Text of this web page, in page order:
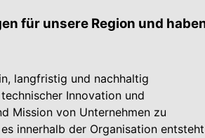
für unsere Region und
langfristig und nachhaltig
Innovation und
Mission von Unter­nehmen zu
innerhalb der Organisation entsteht